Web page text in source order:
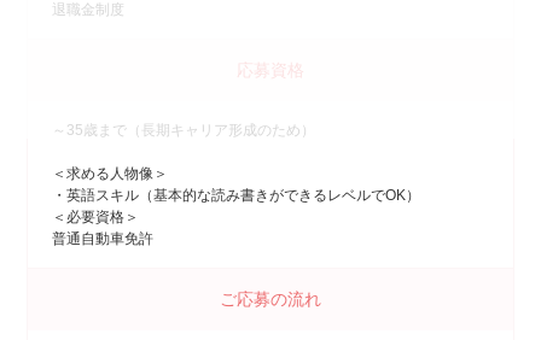
退職金制度
応募資格
～35歳まで（長期キャリア形成のため）
＜求める人物像＞
・英語スキル（基本的な読み書きができるレベルでOK）
＜必要資格＞
普通自動車免許
ご応募の流れ